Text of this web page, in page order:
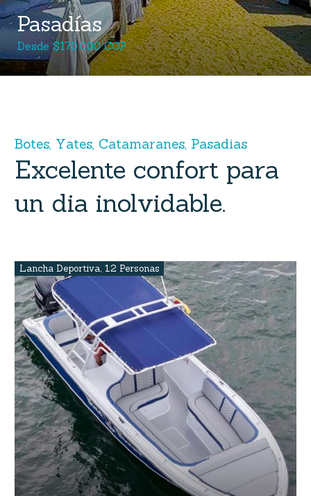
Pasadías
Desde $170.000 COP
Botes, Yates, Catamaranes, Pasadias
Excelente confort para
un dia inolvidable.
Lancha Deportiva, 12 Personas